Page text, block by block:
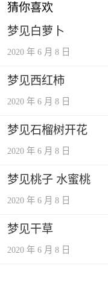
猜你喜欢
梦见白萝卜
2020 年 6 月 8 日
梦见西红柿
2020 年 6 月 8 日
梦见石榴树开花
2020 年 6 月 8 日
梦见桃子 水蜜桃
2020 年 6 月 8 日
梦见干草
2020 年 6 月 8 日